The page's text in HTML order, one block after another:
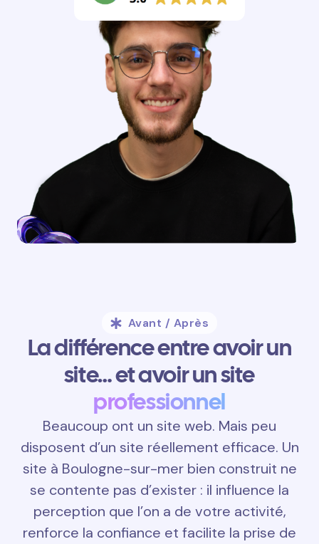
Avant / Après
La différence entre avoir un
site… et avoir un site
professionnel
Beaucoup ont un site web. Mais peu
disposent d’un site réellement efficace. Un
site à Boulogne-sur-mer bien construit ne
se contente pas d’exister : il influence la
perception que l’on a de votre activité,
renforce la confiance et facilite la prise de